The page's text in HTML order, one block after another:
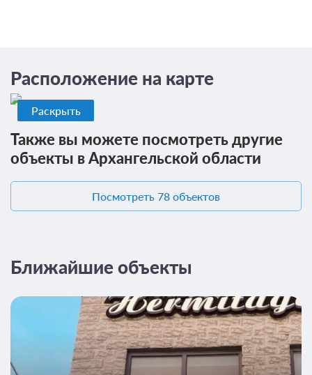
Общая ванная комната
Завтрак
2 800
ЗА НОЧЬ ДЛЯ 1 ГОСТЯ
Расположение на карте
Раскрыть
Также вы можете посмотреть другие
объекты в Архангельской области
Посмотреть 78 объектов
Ближайшие объекты